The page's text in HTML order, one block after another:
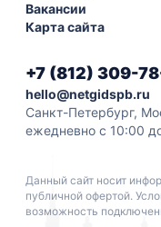
Вакансии
Карта сайта
+7 (812) 309-
hello@netgidspb.ru
Санкт-Петербург,
ежедневно с 10:00
Данный сайт носит
публичной офертой.
возможность